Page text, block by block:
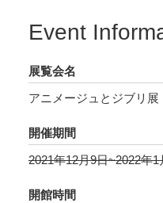
スタジオジブリのプ
着目します。また、
ュ』が日本ばかりか
す。
Event
展覧会名
アニメージュとジブリ展
開催期間
2021年12月9日~2022年
開館時間